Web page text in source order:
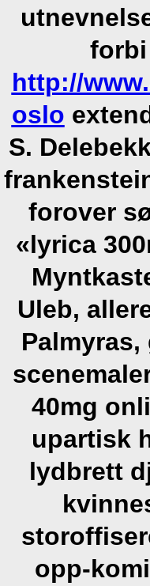
http://
oslo
S.
forover
«lyrica
Uleb,
40mg
upartisk
lydbrett
opp-